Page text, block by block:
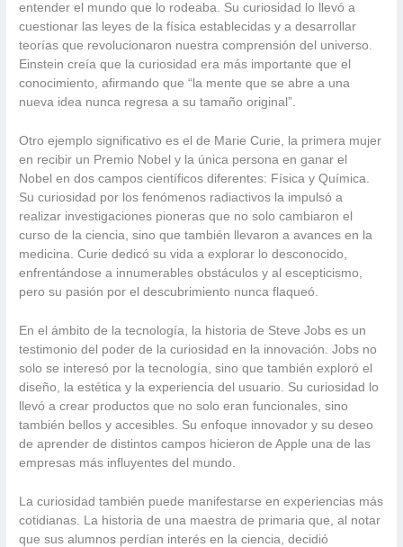
entender el mundo que lo rodeaba. Su curiosidad lo llevó a
cuestionar las leyes de la física establecidas y a desarrollar
teorías que revolucionaron nuestra comprensión del universo.
Einstein creía que la curiosidad era más importante que el
conocimiento, afirmando que “la mente que se abre a una
nueva idea nunca regresa a su tamaño original”.
Otro ejemplo significativo es el de Marie Curie, la primera mujer
en recibir un Premio Nobel y la única persona en ganar el
Nobel en dos campos científicos diferentes: Física y Química.
Su curiosidad por los fenómenos radiactivos la impulsó a
realizar investigaciones pioneras que no solo cambiaron el
curso de la ciencia, sino que también llevaron a avances en la
medicina. Curie dedicó su vida a explorar lo desconocido,
enfrentándose a innumerables obstáculos y al escepticismo,
pero su pasión por el descubrimiento nunca flaqueó.
En el ámbito de la tecnología, la historia de Steve Jobs es un
testimonio del poder de la curiosidad en la innovación. Jobs no
solo se interesó por la tecnología, sino que también exploró el
diseño, la estética y la experiencia del usuario. Su curiosidad lo
llevó a crear productos que no solo eran funcionales, sino
también bellos y accesibles. Su enfoque innovador y su deseo
de aprender de distintos campos hicieron de Apple una de las
empresas más influyentes del mundo.
La curiosidad también puede manifestarse en experiencias más
cotidianas. La historia de una maestra de primaria que, al notar
que sus alumnos perdían interés en la ciencia, decidió